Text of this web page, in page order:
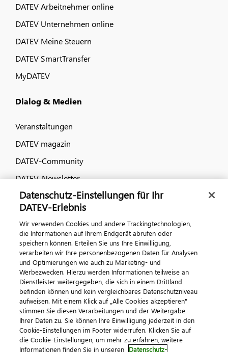
DATEV Arbeitnehmer online
DATEV Unternehmen online
DATEV Meine Steuern
DATEV SmartTransfer
MyDATEV
Dialog & Medien
Veranstaltungen
DATEV magazin
DATEV-Community
DATEV-Newsletter
Kontaktieren Sie uns
© 2026 DATEV eG
ImpressumDatenschutzAGB Kontakt
Cookie-Einstellungen
Datenschutz-Einstellungen für Ihr
DATEV-Erlebnis
Wir verwenden Cookies und andere Trackingtechnologien,
die Informationen auf Ihrem Endgerät abrufen oder
speichern können. Erteilen Sie uns Ihre Einwilligung,
verarbeiten wir Ihre personenbezogenen Daten für Analysen
und Optimierungen wie auch zu Marketing- und
Werbezwecken. Hierzu werden Informationen teilweise an
Dienstleister weitergegeben, die sich in einem Drittland
befinden können und kein vergleichbares Datenschutzniveau
aufweisen. Mit einem Klick auf „Alle Cookies akzeptieren"
stimmen Sie diesen Verarbeitungen und der Weitergabe
Ihrer Daten zu. Sie können Ihre Einwilligung jederzeit in den
Cookie-Einstellungen im Footer widerrufen. Klicken Sie auf
die Cookie-Einstellungen, um mehr zu erfahren, weitere
Informationen finden Sie in unseren Datenschutz-